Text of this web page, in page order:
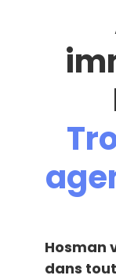
Hosman
dans